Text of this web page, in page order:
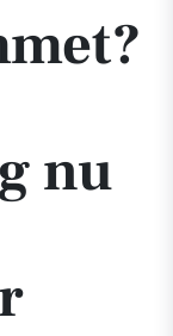
nu